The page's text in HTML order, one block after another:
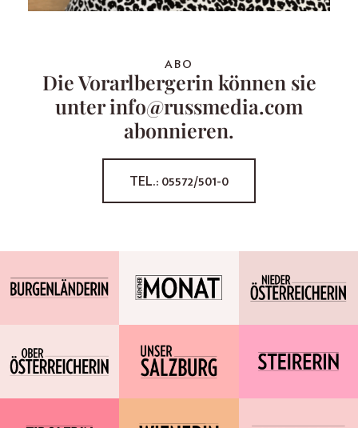
ABO
Die Vorarlbergerin können sie
unter info@russmedia.com
abonnieren.
TEL.: 05572/501-0